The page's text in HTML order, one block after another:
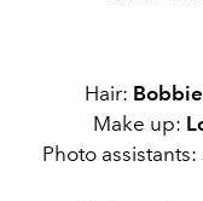
Hair: Bobbie
Make up:
Photo assistants: